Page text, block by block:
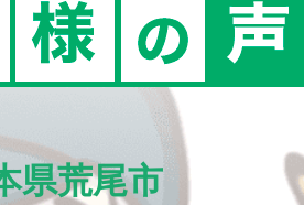
県荒尾市